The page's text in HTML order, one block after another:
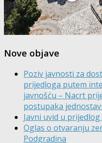
Nove objave
Poziv javnosti za
prijedloga putem
javnošću – Nacrt
postupaka
Javni uvid u
Oglas o otvaranju
Podgradina